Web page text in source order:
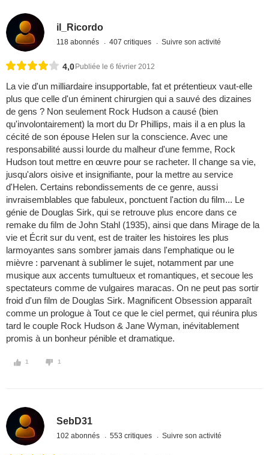
il_Ricordo
118 abonnés 407 critiques Suivre son activité
4,0 Publiée le 6 février 2012
La vie d'un milliardaire insupportable, fat et prétentieux vaut-elle
plus que celle d'un éminent chirurgien qui a sauvé des dizaines
de gens ? Non seulement Rock Hudson a causé (bien
qu'involontairement) la mort du Dr Phillips, mais il a en plus la
cécité de son épouse Helen sur la conscience. Avec une
responsabilité aussi lourde du malheur d'une femme, Rock
Hudson tout mettre en œuvre pour se racheter. Il change sa vie,
jusqu'alors oisive et insignifiante, pour la mettre au service
d'Helen. Certains rebondissements de ce genre, aussi
invraisemblables que fabuleux, ponctuent l'action du film... Le
génie de Douglas Sirk, qui se retrouve plus encore dans ce
remake du film de John Stahl (1935), ainsi que dans Mirage de la
vie et Écrit sur du vent, est de traiter les histoires les plus
larmoyantes sans sombrer jamais dans l'emphatique ou le
mièvre : parvenant à sublimer le sujet, notamment par une
musique aux accents tumultueux et romantiques, et secoue les
spectateurs comme de vulgaires maracas. On ne peut pas sortir
froid d'un film de Douglas Sirk. Magnificent Obsession apparaît
comme un prologue à Tout ce que le ciel permet, qui réunira plus
tard le couple Rock Hudson & Jane Wyman, inévitablement
promis à un bonheur pénible et dramatique.
1 1
SebD31
102 abonnés 553 critiques Suivre son activité